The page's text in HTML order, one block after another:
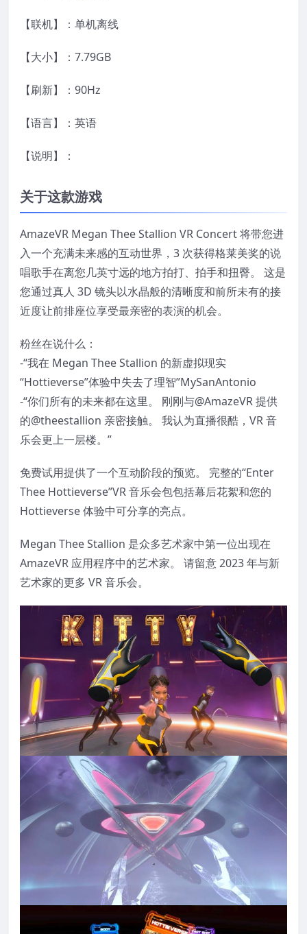
【联机】：单机离线
【大小】：7.79GB
【刷新】：90Hz
【语言】：英语
【说明】：
关于这款游戏
AmazeVR Megan Thee Stallion VR Concert 将带您进
入一个充满未来感的互动世界，3 次获得格莱美奖的说
唱歌手在离您几英寸远的地方拍打、拍手和扭臀。 这是
您通过真人 3D 镜头以水晶般的清晰度和前所未有的接
近度让前排座位享受最亲密的表演的机会。
粉丝在说什么：
-“我在 Megan Thee Stallion 的新虚拟现实
“Hottieverse”体验中失去了理智”MySanAntonio
-“你们所有的未来都在这里。 刚刚与@AmazeVR 提供
的@theestallion 亲密接触。 我认为直播很酷，VR 音
乐会更上一层楼。”
免费试用提供了一个互动阶段的预览。 完整的“Enter
Thee Hottieverse”VR 音乐会包包括幕后花絮和您的
Hottieverse 体验中可分享的亮点。
Megan Thee Stallion 是众多艺术家中第一位出现在
AmazeVR 应用程序中的艺术家。 请留意 2023 年与新
艺术家的更多 VR 音乐会。